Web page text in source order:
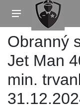
Obranný
Jet Man
min.